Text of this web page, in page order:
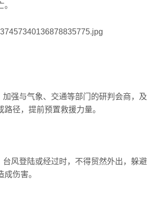
加强与气象、交通等部门的研判会商，及
路径，提前预置救援力量。
台风登陆或经过时，不得贸然外出，躲避
伤害。